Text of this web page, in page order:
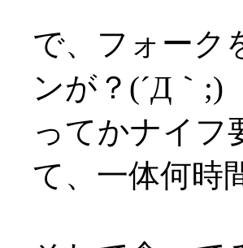
で、フォーク
ンが？(´Д｀;)
ってかナイフ
て、一体何時